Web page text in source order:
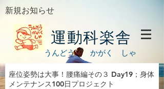
新規お知らせ
運動科楽舎
うんどう かがく しゃ
座位姿勢は大事！腰痛編その３ Day19；身体
メンテナンス100日プロジェクト